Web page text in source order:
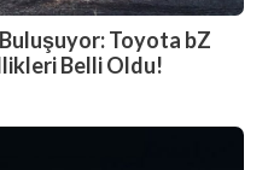
Toyota bZ
Belli Oldu!